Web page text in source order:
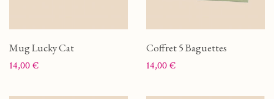
Mug Lucky Cat
Prix
14,00 €
Coffret 5 Baguettes
Prix
14,00 €